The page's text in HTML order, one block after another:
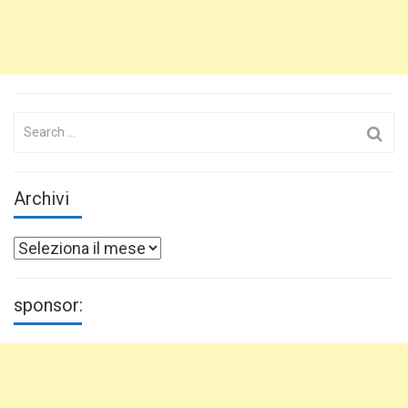
Search
Archivi
Archivi
sponsor: